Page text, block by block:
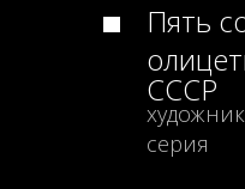
Пять
СССР
серия